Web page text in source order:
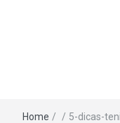
Home / / 5-dicas-